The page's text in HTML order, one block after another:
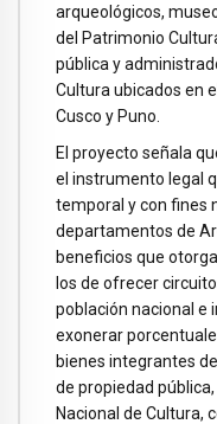
arqueológicos,
del Patrimonio
pública y
Cultura ubicados en
Cusco y Puno.
El proyecto señala
el instrumento legal
temporal y con fines
departamentos de
beneficios que
los de ofrecer
población nacional e
exonerar
bienes integrantes
de propiedad
Nacional de Cultura,